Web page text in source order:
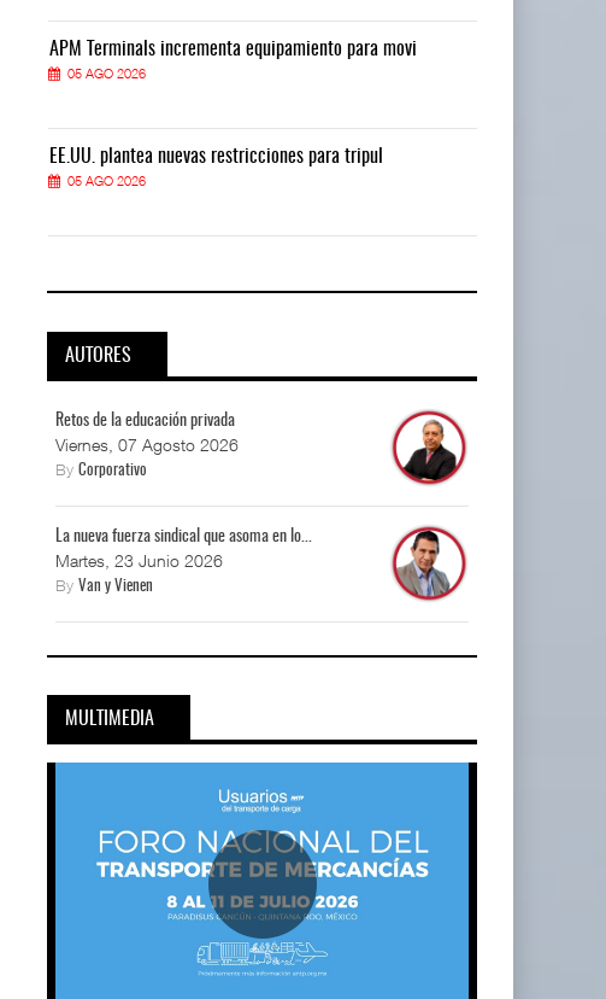
APM Terminals incrementa equipamiento para movi
05 AGO 2026
EE.UU. plantea nuevas restricciones para tripul
05 AGO 2026
AUTORES
Retos de la educación privada
Viernes, 07 Agosto 2026
ByCorporativo
La nueva fuerza sindical que asoma en lo...
Martes, 23 Junio 2026
ByVan y Vienen
MULTIMEDIA